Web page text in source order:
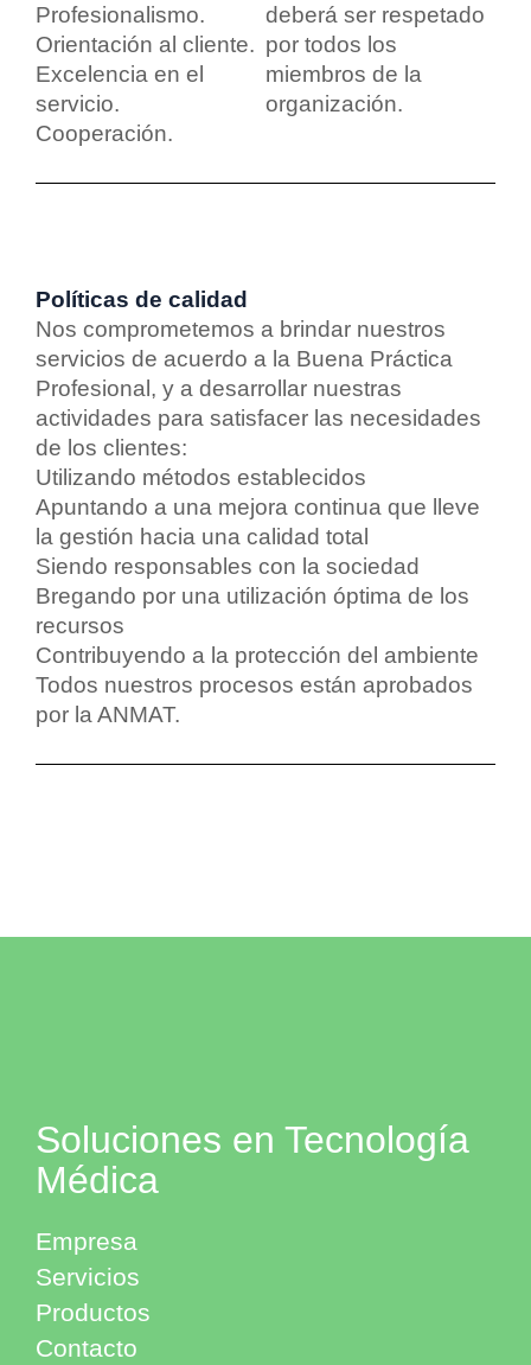
Profesionalismo.
Orientación al cliente.
Excelencia en el
servicio.
Cooperación.
deberá ser respetado
por todos los
miembros de la
organización.
Políticas de calidad
Nos comprometemos a brindar nuestros
servicios de acuerdo a la Buena Práctica
Profesional, y a desarrollar nuestras
actividades para satisfacer las necesidades
de los clientes:
Utilizando métodos establecidos
Apuntando a una mejora continua que lleve
la gestión hacia una calidad total
Siendo responsables con la sociedad
Bregando por una utilización óptima de los
recursos
Contribuyendo a la protección del ambiente
Todos nuestros procesos están aprobados
por la ANMAT.
Soluciones en Tecnología
Médica
Empresa
Servicios
Productos
Contacto